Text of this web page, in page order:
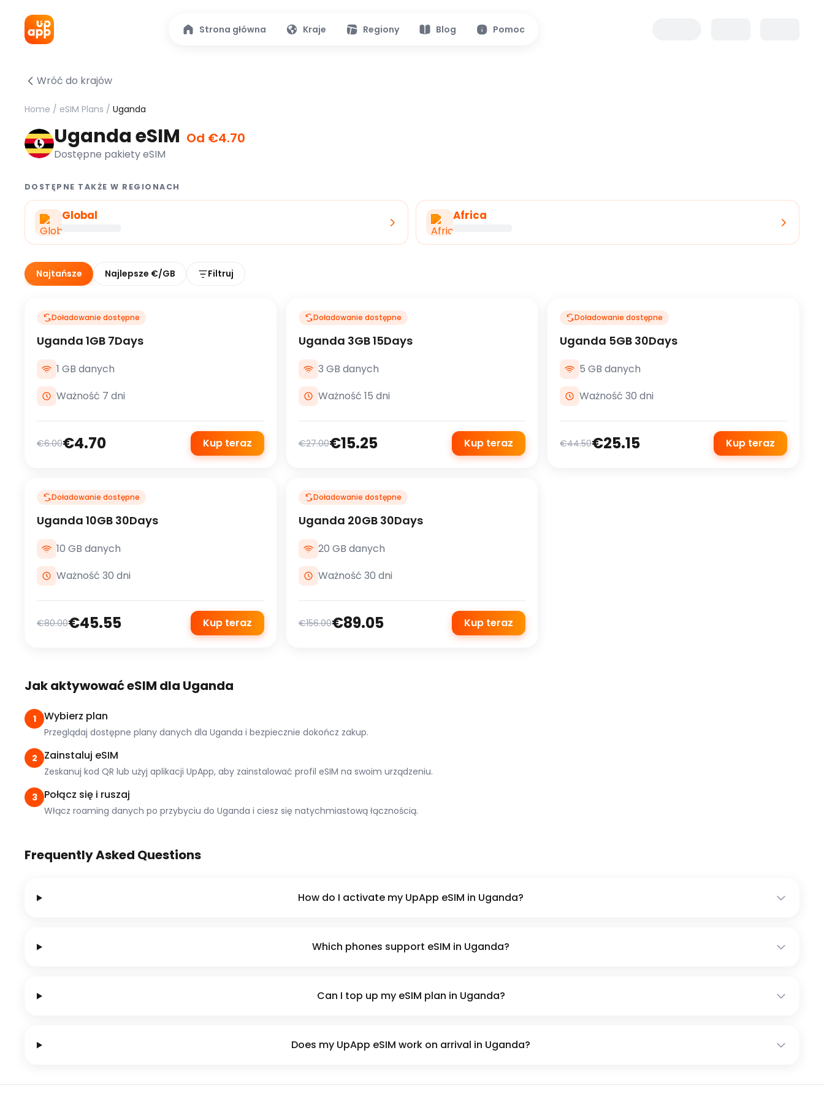
Strona główna Kraje Regiony Blog Pomoc
Wróć do krajów
Home / eSIM Plans / Uganda
Uganda eSIM Od €4.70
Dostępne pakiety eSIM
DOSTĘPNE TAKŻE W REGIONACH
Global Africa
Najtańsze Najlepsze €/GB Filtruj
Doładowanie dostępne
Uganda 1GB 7Days
1 GB danych
Ważność 7 dni
€6.00€4.70 Kup teraz
Doładowanie dostępne
Uganda 3GB 15Days
3 GB danych
Ważność 15 dni
€27.00€15.25 Kup teraz
Doładowanie dostępne
Uganda 5GB 30Days
5 GB danych
Ważność 30 dni
€44.50€25.15 Kup teraz
Doładowanie dostępne
Uganda 10GB 30Days
10 GB danych
Ważność 30 dni
€80.00€45.55 Kup teraz
Doładowanie dostępne
Uganda 20GB 30Days
20 GB danych
Ważność 30 dni
€156.00€89.05 Kup teraz
Jak aktywować eSIM dla Uganda
1 Wybierz plan
Przeglądaj dostępne plany danych dla Uganda i bezpiecznie dokończ zakup.
2 Zainstaluj eSIM
Zeskanuj kod QR lub użyj aplikacji UpApp, aby zainstalować profil eSIM na swoim urządzeniu.
3 Połącz się i ruszaj
Włącz roaming danych po przybyciu do Uganda i ciesz się natychmiastową łącznością.
Frequently Asked Questions
How do I activate my UpApp eSIM in Uganda?
Which phones support eSIM in Uganda?
Can I top up my eSIM plan in Uganda?
Does my UpApp eSIM work on arrival in Uganda?